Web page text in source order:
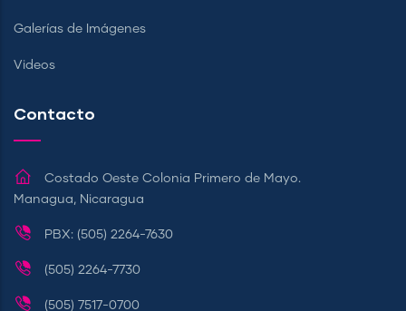
Galerías de Imágenes
Videos
Contacto
Costado Oeste Colonia Primero de Mayo.
Managua, Nicaragua
PBX: (505) 2264-7630
(505) 2264-7730
(505) 7517-0700